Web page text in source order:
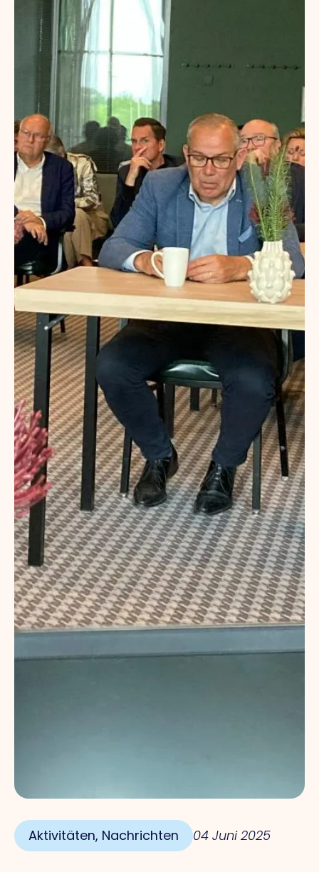
Aktivitäten, Nachrichten 04 Juni 2025